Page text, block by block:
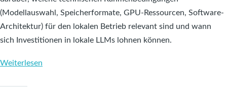
(Modellauswahl, Speicherformate, GPU-Ressourcen, Software-
Architektur) für den lokalen Betrieb relevant sind und wann
sich Investitionen in lokale LLMs lohnen können.
Weiterlesen